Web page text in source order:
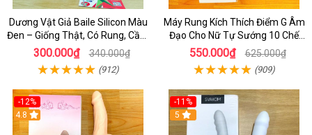
Dương Vật Giả Baile Silicon Màu
Đen – Giống Thật, Có Rung, Cầm
Tay Giá Rẻ
300.000₫ 340.000₫
(912)
Máy Rung Kích Thích Điểm G Âm
Đạo Cho Nữ Tự Sướng 10 Chế
Độ Rung
550.000₫ 625.000₫
(909)
-12%
4.8
-11%
5